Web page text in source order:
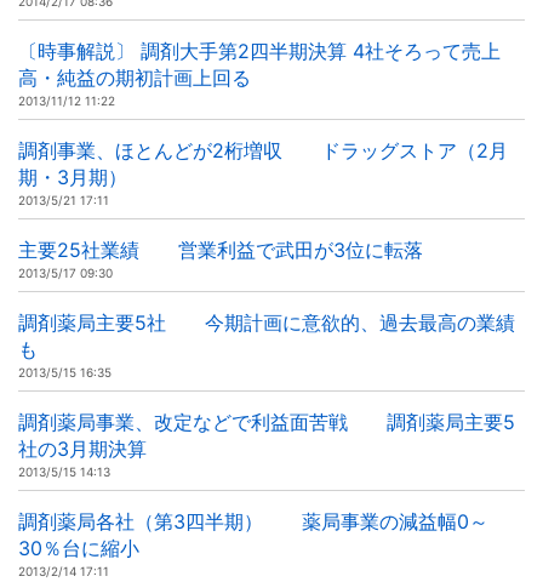
〔時事解説〕 調剤大手第2四半期決算 4社そろって売上
高・純益の期初計画上回る
2013/11/12 11:22
調剤事業、ほとんどが2桁増収 ドラッグストア（2月
期・3月期）
2013/5/21 17:11
主要25社業績 営業利益で武田が3位に転落
2013/5/17 09:30
調剤薬局主要5社 今期計画に意欲的、過去最高の業績
も
2013/5/15 16:35
調剤薬局事業、改定などで利益面苦戦 調剤薬局主要5
社の3月期決算
2013/5/15 14:13
調剤薬局各社（第3四半期） 薬局事業の減益幅0～
30％台に縮小
2013/2/14 17:11